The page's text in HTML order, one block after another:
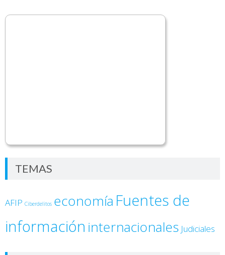
TEMAS
AFIP Ciberdelitos economía Fuentes de
informacióninternacionales Judiciales